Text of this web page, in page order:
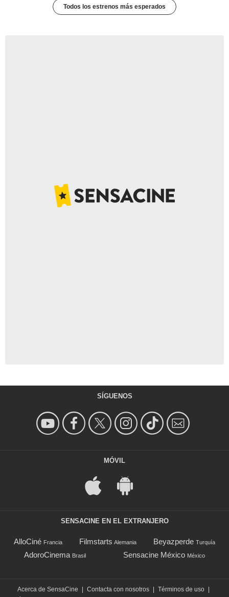
Todos los estrenos más esperados
SÍGUENOS
MÓVIL
SENSACINE EN EL EXTRANJERO
AlloCiné Francia Filmstarts Alemania Beyazperde Turquía
AdoroCinema Brasil Sensacine México México
Acerca de SensaCine Contacta con nosotros Términos de uso